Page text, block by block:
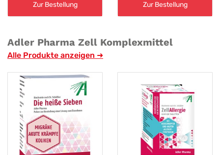
Zur Bestellung Zur Bestellung
Adler Pharma Zell Komplexmittel
Alle Produkte anzeigen ➜